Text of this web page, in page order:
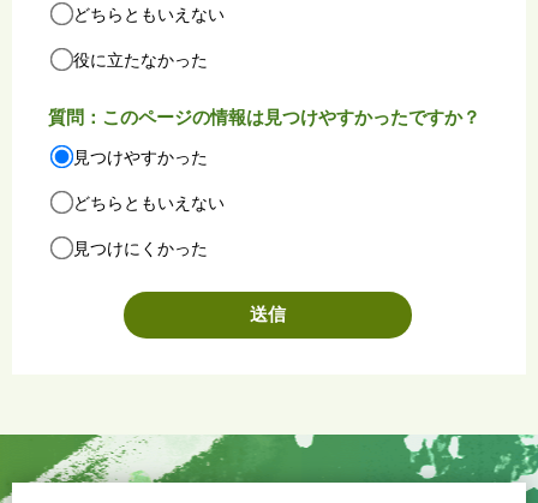
どちらともいえない
役に立たなかった
質問：このページの情報は見つけやすかったですか？
見つけやすかった
どちらともいえない
見つけにくかった